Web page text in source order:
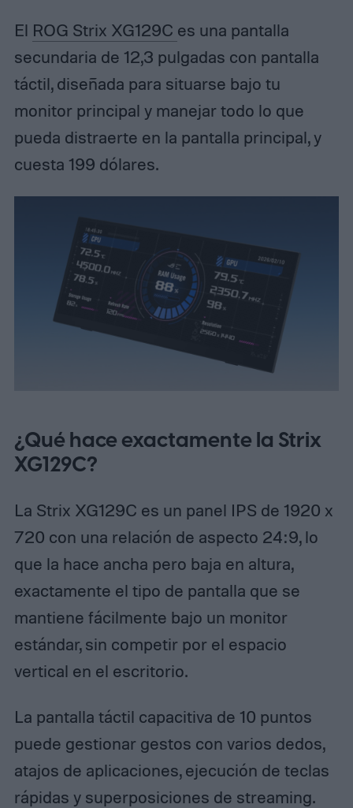
El ROG Strix XG129C es una pantalla
secundaria de 12,3 pulgadas con pantalla
táctil, diseñada para situarse bajo tu
monitor principal y manejar todo lo que
pueda distraerte en la pantalla principal, y
cuesta 199 dólares.
¿Qué hace exactamente la Strix
XG129C?
La Strix XG129C es un panel IPS de 1920 x
720 con una relación de aspecto 24:9, lo
que la hace ancha pero baja en altura,
exactamente el tipo de pantalla que se
mantiene fácilmente bajo un monitor
estándar, sin competir por el espacio
vertical en el escritorio.
La pantalla táctil capacitiva de 10 puntos
puede gestionar gestos con varios dedos,
atajos de aplicaciones, ejecución de teclas
rápidas y superposiciones de streaming.